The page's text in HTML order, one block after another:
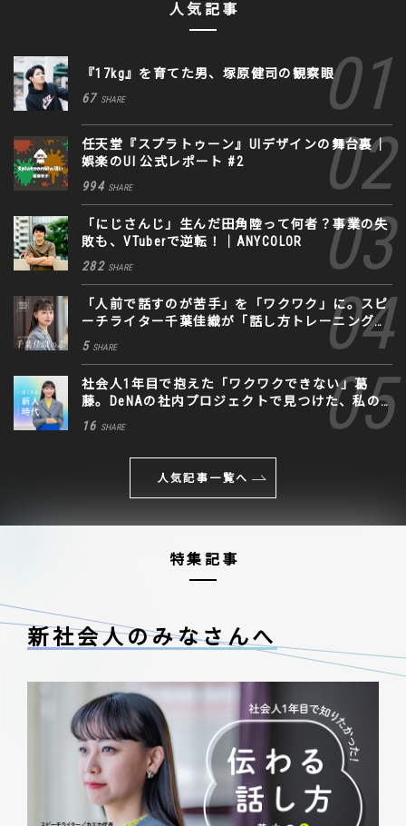
人気記事
『17kg』を育てた男、塚原健司の観察眼
67 SHARE
任天堂『スプラトゥーン』UIデザインの舞台裏｜
娯楽のUI 公式レポート #2
994 SHARE
「にじさんじ」生んだ田角陸って何者？事業の失
敗も、VTuberで逆転！｜ANYCOLOR
282 SHARE
「人前で話すのが苦手」を「ワクワク」に。スピ
ーチライター千葉佳織が「話し方トレーニング」
に込めた思い
5 SHARE
社会人1年目で抱えた「ワクワクできない」葛
藤。DeNAの社内プロジェクトで見つけた、私の
生きる道
16 SHARE
人気記事一覧へ
特集記事
新社会人のみなさんへ